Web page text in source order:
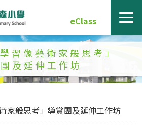
eClass
習像藝術家般思考」
及延伸工作坊
家般思考」導賞團及延伸工作坊